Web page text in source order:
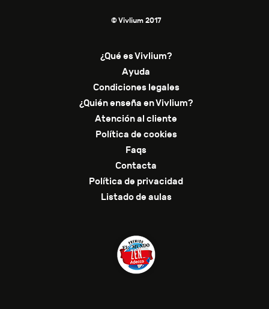
© Vivlium 2017
¿Qué es Vivlium?
Ayuda
Condiciones legales
¿Quién enseña en Vivlium?
Atención al cliente
Política de cookies
Faqs
Contacta
Política de privacidad
Listado de aulas